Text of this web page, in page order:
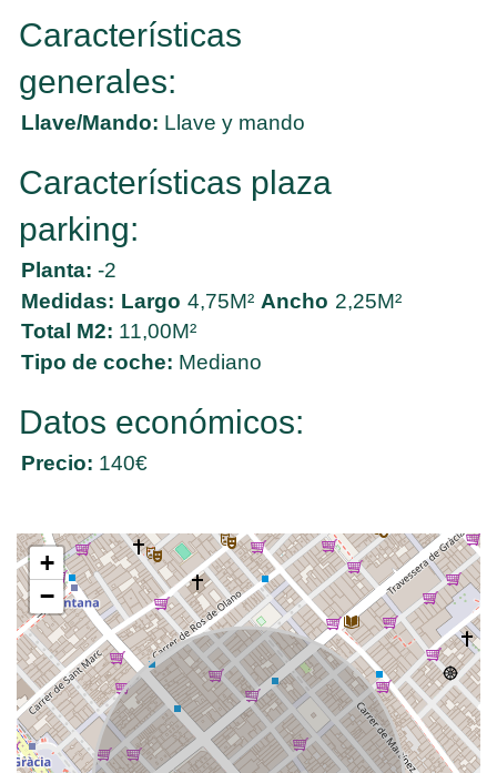
Características
generales:
Llave/Mando: Llave y mando
Características plaza
parking:
Planta: -2
Medidas: Largo 4,75M² Ancho 2,25M²
Total M2: 11,00M²
Tipo de coche: Mediano
Datos económicos:
Precio: 140€
+
−